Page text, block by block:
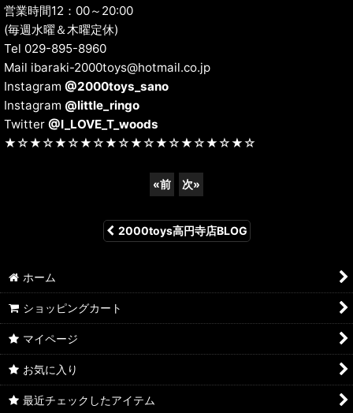
営業時間12：00～20:00
(毎週水曜＆木曜定休)
Tel 029-895-8960
Mail ibaraki-2000toys@hotmail.co.jp
Instagram @2000toys_sano
Instagram @little_ringo
Twitter @I_LOVE_T_woods
★☆★☆★☆★☆★☆★☆★☆★☆★☆★☆
«前 次»
2000toys高円寺店BLOG
ホーム
ショッピングカート
マイページ
お気に入り
最近チェックしたアイテム